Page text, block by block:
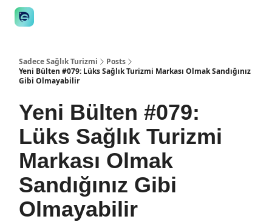
Sadece Sağlık Turizmi
Posts
Yeni Bülten #079: Lüks Sağlık Turizmi Markası Olmak Sandığınız
Gibi Olmayabilir
Yeni Bülten #079:
Lüks Sağlık Turizmi
Markası Olmak
Sandığınız Gibi
Olmayabilir